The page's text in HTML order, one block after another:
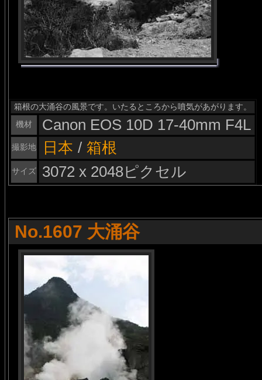
箱根の大涌谷の風景です。いたるところから噴気があがります。
機材
Canon EOS 10D 17-40mm F4L
撮影地 日本 / 箱根
サイズ 3072 x 2048ピクセル
No.1607 大涌谷